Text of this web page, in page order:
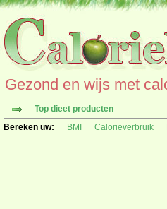
Gezond en wijs met
Top dieet producten
Bereken uw:
BMI Calorieverbruik